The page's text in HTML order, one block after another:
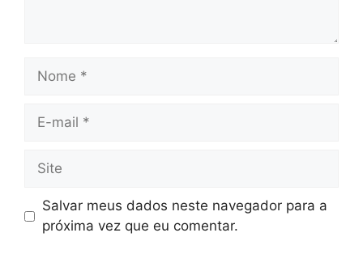
Nome
Site
Salvar meus dados neste navegador para a
próxima vez que eu comentar.